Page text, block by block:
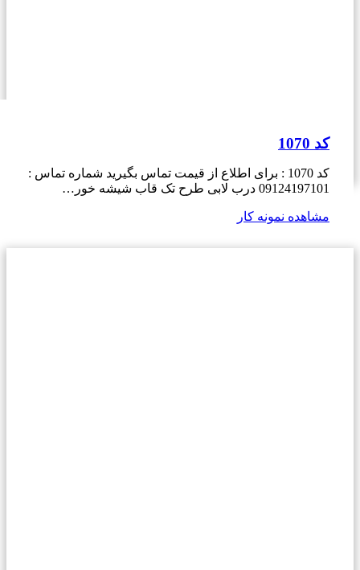
کد 1070
کد 1070 : برای اطلاع از قیمت تماس بگیرید شماره تماس :
09124197101 درب لابی طرح تک قاب شیشه خور…
مشاهده نمونه کار